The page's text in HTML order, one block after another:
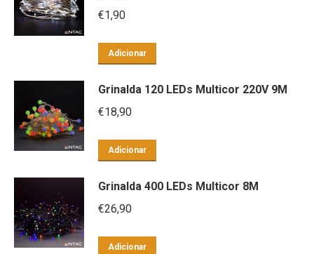
€1,90
Adicionar
Grinalda 120 LEDs Multicor 220V 9M
€18,90
Adicionar
Grinalda 400 LEDs Multicor 8M
€26,90
Adicionar